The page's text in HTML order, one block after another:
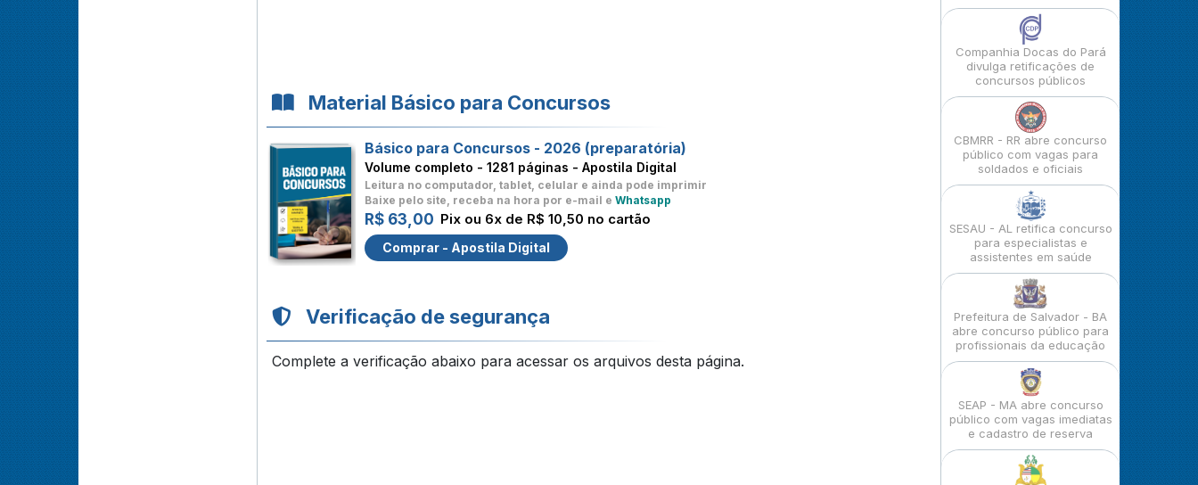
Material Básico para Concursos
Básico para Concursos - 2026 (preparatória)
Volume completo - 1281 páginas - Apostila Digital
Leitura no computador, tablet, celular e ainda pode imprimir
Baixe pelo site, receba na hora por e-mail e Whatsapp
R$ 63,00 Pix ou 6x de R$ 10,50 no cartão
Comprar - Apostila Digital
Verificação de segurança
Complete a verificação abaixo para acessar os arquivos desta página.
Companhia Docas do Pará
divulga retificações de
concursos públicos
CBMRR - RR abre concurso
público com vagas para
soldados e oficiais
SESAU - AL retifica concurso
para especialistas e
assistentes em saúde
Prefeitura de Salvador - BA
abre concurso público para
profissionais da educação
SEAP - MA abre concurso
público com vagas imediatas
e cadastro de reserva